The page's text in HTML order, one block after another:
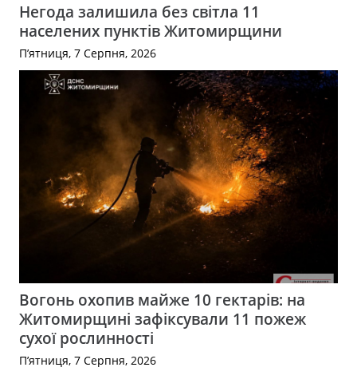
Негода залишила без світла 11
населених пунктів Житомирщини
П’ятниця, 7 Серпня, 2026
Вогонь охопив майже 10 гектарів: на
Житомирщині зафіксували 11 пожеж
сухої рослинності
П’ятниця, 7 Серпня, 2026